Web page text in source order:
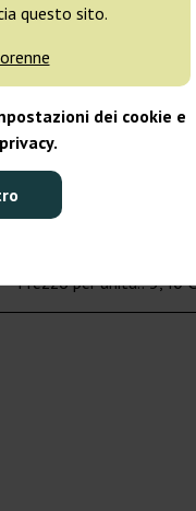
questo sito.
dei cookie e
in 24h
5 semi
17,00 €
Numero di confezioni:
Prezzo per unità.:3,40 €